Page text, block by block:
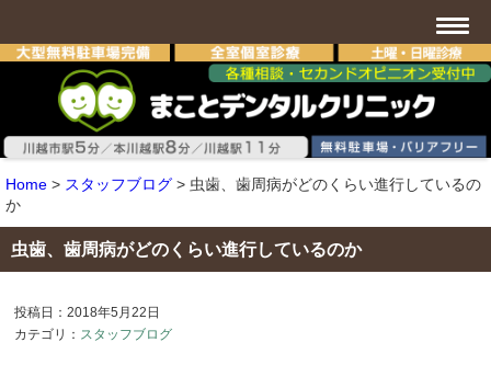
Home > スタッフブログ > 虫歯、歯周病がどのくらい進行しているの
か
虫歯、歯周病がどのくらい進行しているのか
投稿日：2018年5月22日
カテゴリ： スタッフブログ